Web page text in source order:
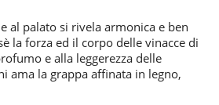
al palato si rivela armonica e ben
la forza ed il corpo delle vinacce di
e alla leggerezza delle
ama la grappa affinata in legno,